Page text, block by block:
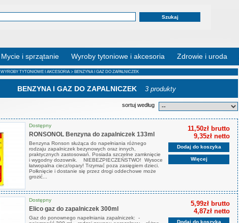
Mycie i sprzątanie Wyroby tytoniowe i akcesoria Zdrowie i uroda
WYROBY TYTONIOWE I AKCESORIA > BENZYNA I GAZ DO ZAPALNICZEK
BENZYNA I GAZ DO ZAPALNICZEK 3 produkty
sortuj według
Dostępny
RONSONOL Benzyna do zapalniczek 133ml
Benzyna Ronson służąca do napełniania różnego
rodzaju zapalniczek bezynowych oraz innych,
praktycznych zastosowań. Posiada szczelne zamknięcie
i wygodny dozownik. NIEBEZPIECZEŃSTWO! Wysoce
łatwopalna ciecz/opary! Trzymać poza zasięgiem dzieci.
Połknięcie i dostanie się przez drogi oddechowe może
grozić...
11,50zł brutto
9,35zł netto
Dodaj do koszyka
Więcej
Dostępny
Elico gaz do zapalniczek 300ml
Gaz do ponownego napełniania zapalniczek: -
5,99zł brutto
4,87zł netto
Dodaj do koszyka